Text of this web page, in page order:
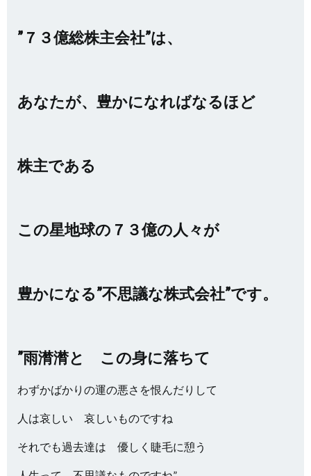
”７３億総株主会社”は、
あなたが、 豊かになればなるほど
株主である
この星地球の７３億の人々が
豊かになる”不思議な株式会社”です。
”雨潸潸と この身に落ちて
わずかばかりの運の悪さを恨んだりして
人は哀しい 哀しいものですね
それでも過去達は 優しく睫毛に憩う